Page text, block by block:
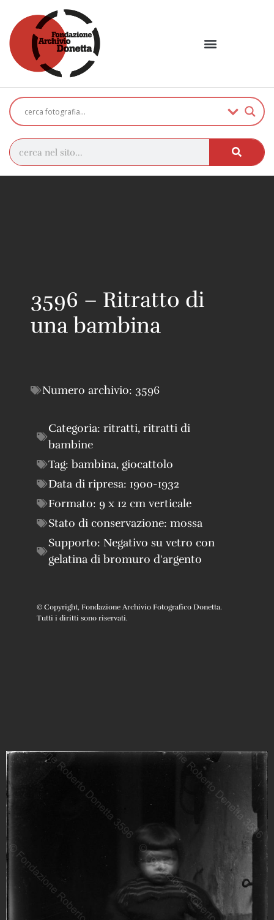
3596 – Ritratto di
una bambina
Numero archivio: 3596
Categoria: ritratti, ritratti di
bambine
Tag: bambina, giocattolo
Data di ripresa: 1900-1932
Formato: 9 x 12 cm verticale
Stato di conservazione: mossa
Supporto: Negativo su vetro con
gelatina di bromuro d'argento
© Copyright, Fondazione Archivio Fotografico Donetta.
Tutti i diritti sono riservati.